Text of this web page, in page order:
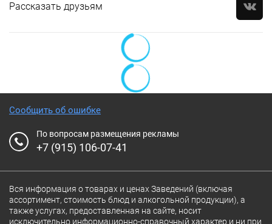
Рассказать друзьям
Сообщить об ошибке
По вопросам размещения рекламы
+7 (915) 106-07-41
Вся информация о товарах и ценах Заведений (включая
ассортимент, стоимость блюд и алкогольной продукции), а
также услугах, предоставленная на сайте, носит
исключительно информационно-справочный характер и ни при